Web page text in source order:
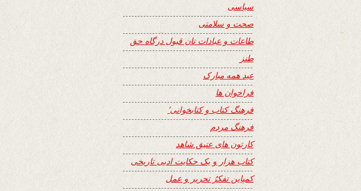
سیاسی
صحت و سلامتی
طاعات و عبادات تان قبول درگاه حق
طنز
عید همه مبارک
فراخوان ها
فرهنگ کتاب و کتابخوانی٬
فرهنگ مردم
کارتون های عتیق شاهد
کتاب هزار و یک حکایت ادبی تاریخی
کمپاین تفکرُ تحریر و عمل